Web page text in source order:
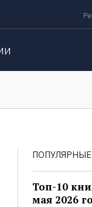
Топ-10
мая 2026